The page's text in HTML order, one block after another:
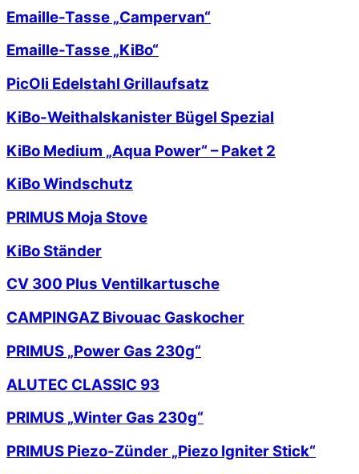
Emaille-Tasse „Campervan“
Emaille-Tasse „KiBo“
PicOli Edelstahl Grillaufsatz
KiBo-Weithalskanister Bügel Spezial
KiBo Medium „Aqua Power“ – Paket 2
KiBo Windschutz
PRIMUS Moja Stove
KiBo Ständer
CV 300 Plus Ventilkartusche
CAMPINGAZ Bivouac Gaskocher
PRIMUS „Power Gas 230g“
ALUTEC CLASSIC 93
PRIMUS „Winter Gas 230g“
PRIMUS Piezo-Zünder „Piezo Igniter Stick“